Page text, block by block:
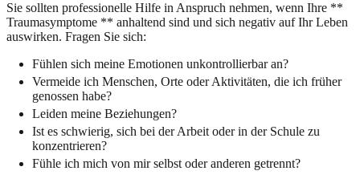
Sie sollten professionelle Hilfe in Anspruch nehmen, wenn Ihre **
Traumasymptome ** anhaltend sind und sich negativ auf Ihr Leben
auswirken. Fragen Sie sich:
Fühlen sich meine Emotionen unkontrollierbar an?
Vermeide ich Menschen, Orte oder Aktivitäten, die ich früher
genossen habe?
Leiden meine Beziehungen?
Ist es schwierig, sich bei der Arbeit oder in der Schule zu
konzentrieren?
Fühle ich mich von mir selbst oder anderen getrennt?